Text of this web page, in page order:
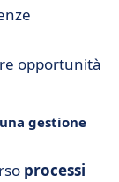
opportunità
gestione
processi